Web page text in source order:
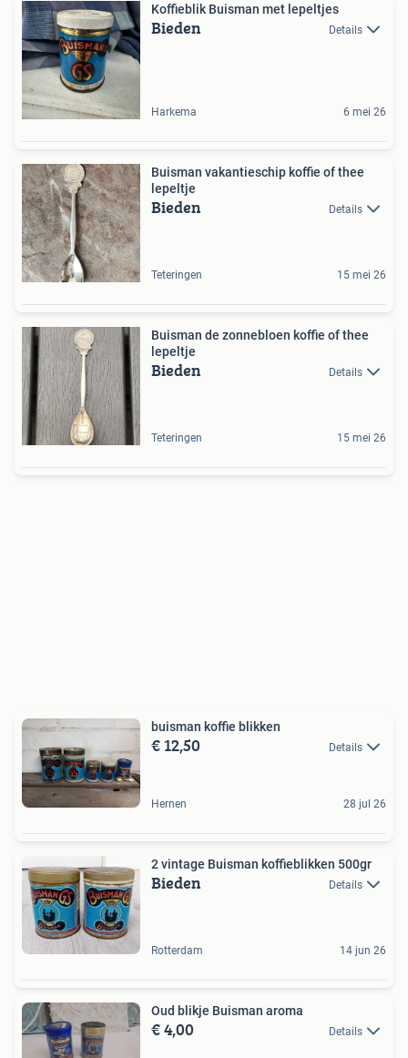
Koffieblik Buisman met lepeltjes
Bieden Details
Harkema 6 mei 26
Buisman vakantieschip koffie of thee
lepeltje
Bieden Details
Teteringen 15 mei 26
Buisman de zonnebloen koffie of thee
lepeltje
Bieden Details
Teteringen 15 mei 26
buisman koffie blikken
€ 12,50 Details
Hernen 28 jul 26
2 vintage Buisman koffieblikken 500gr
Bieden Details
Rotterdam 14 jun 26
Oud blikje Buisman aroma
€ 4,00 Details